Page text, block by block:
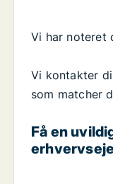
Vi har noteret
Vi kontakter
som matcher
Få en